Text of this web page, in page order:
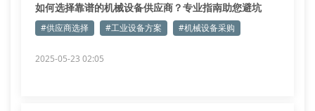
如何选择靠谱的机械设备供应商？专业指南助您避坑
#供应商选择 #工业设备方案 #机械设备采购
2025-05-23 02:05